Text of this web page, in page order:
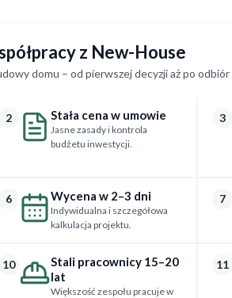
z New-House
domu – od pierwszej decyzji aż po
2 Stała cena w umowie
Jasne zasady i kontrola
budżetu inwestycji.
3
6 Wycena w 2–3 dni
Indywidualna i szczegółowa
kalkulacja projektu.
7
10
Stali pracownicy 15–20
lat
Większość zespołu pracuje w
11